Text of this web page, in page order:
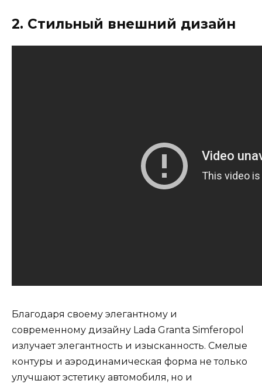
2. Стильный внешний дизайн
Благодаря своему элегантному и
современному дизайну Lada Granta Simferopol
излучает элегантность и изысканность. Смелые
контуры и аэродинамическая форма не только
улучшают эстетику автомобиля, но и